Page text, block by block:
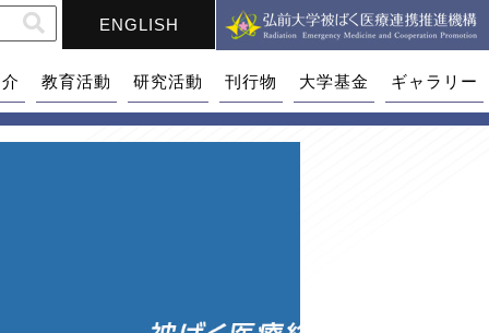
ENGLISH
教育活動 研究活動 刊行物 大学基金 ギャラリー